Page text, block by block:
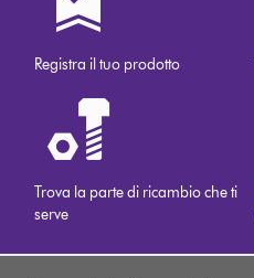
Registra il tuo prodotto
Trova la parte di ricambio che ti
serve